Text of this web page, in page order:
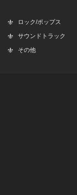
ロック/ポップス
サウンドトラック
その他